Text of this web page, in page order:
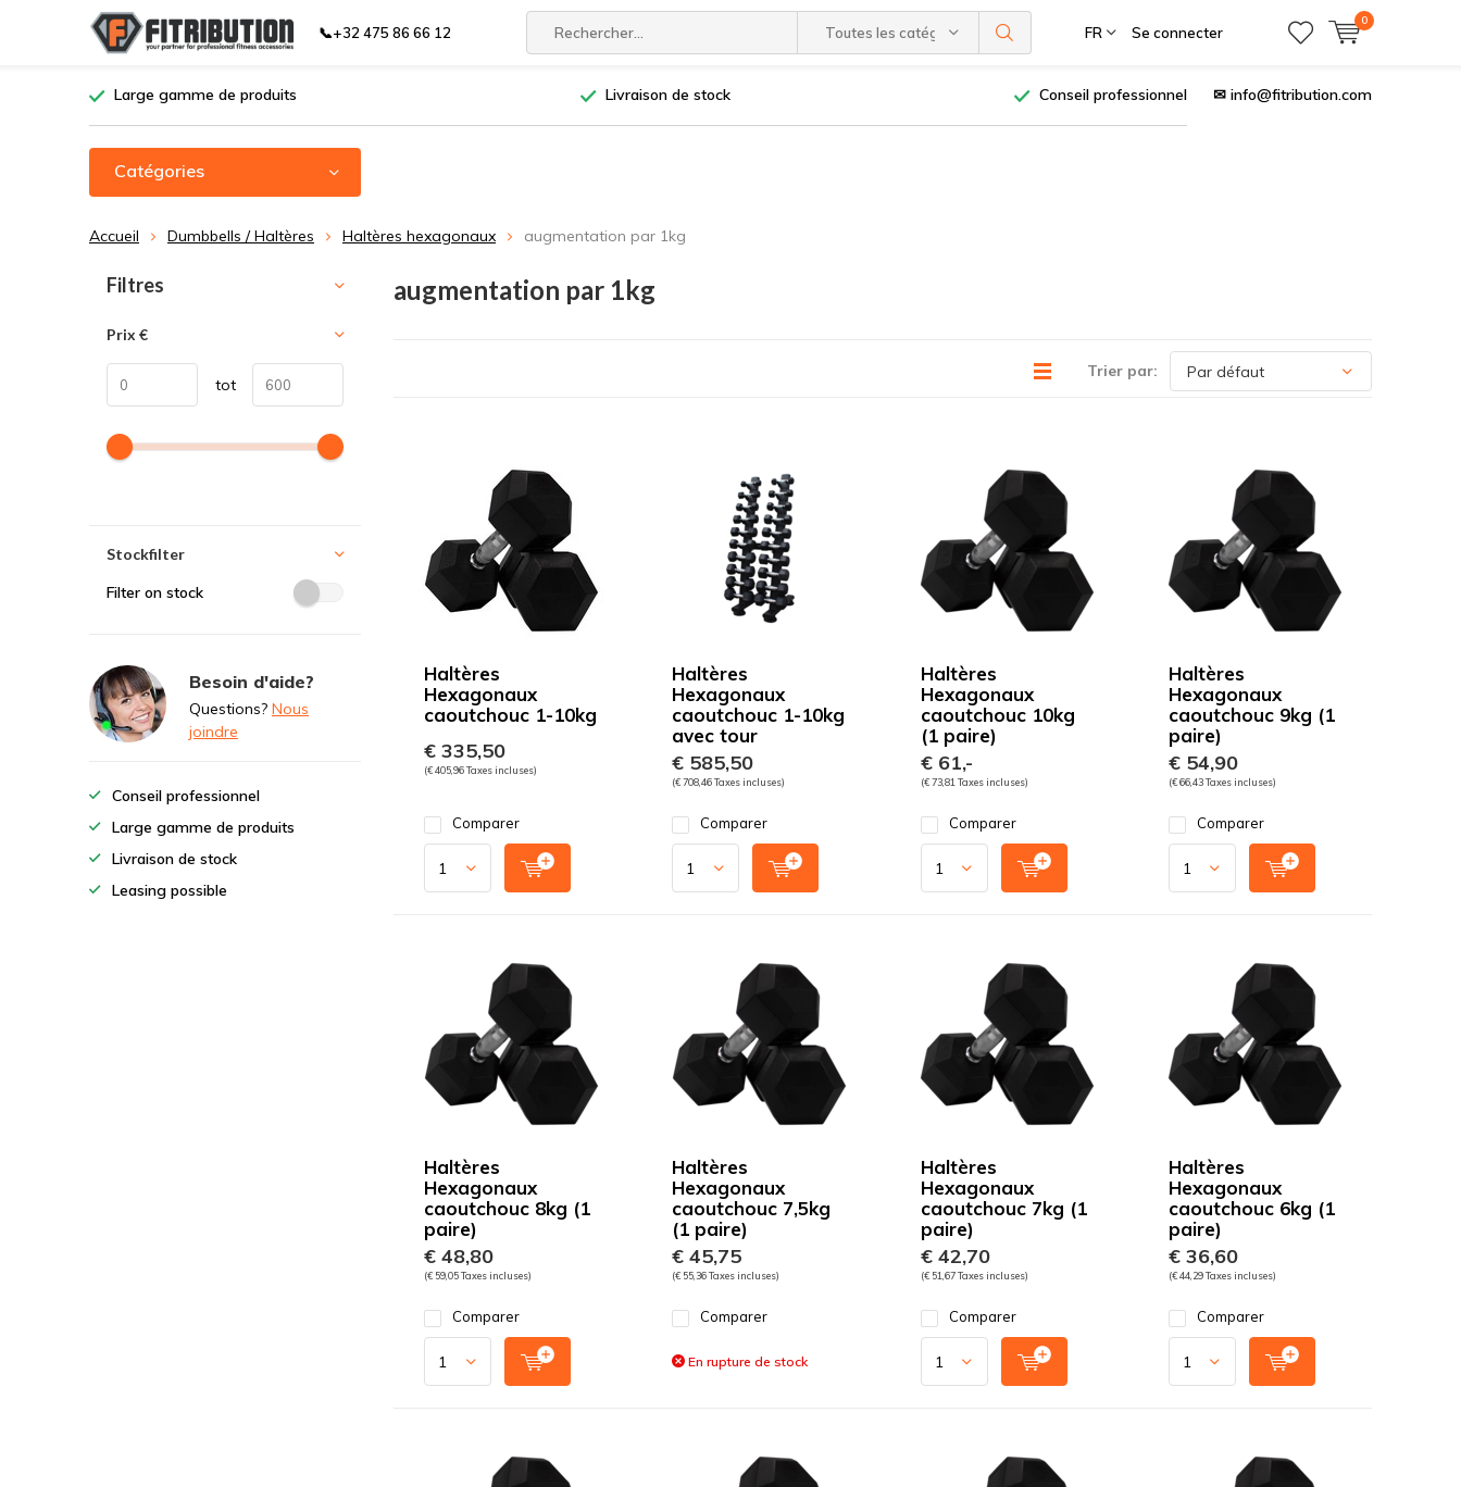
📞+32 475 86 66 12 Toutes les catégories FR Se connecter
0
Large gamme de produits Livraison de stock Conseil professionnel ✉ info@fitribution.com
Catégories
Accueil Dumbbells / Haltères Haltères hexagonaux augmentation par 1kg
augmentation par 1kg
Trier par:
Haltères
Hexagonaux
caoutchouc 1-10kg
€ 335,50
(€ 405,96 Taxes incluses)
Comparer
Haltères
Hexagonaux
caoutchouc 1-10kg
avec tour
€ 585,50
(€ 708,46 Taxes incluses)
Comparer
Haltères
Hexagonaux
caoutchouc 10kg
(1 paire)
€ 61,-
(€ 73,81 Taxes incluses)
Comparer
Haltères
Hexagonaux
caoutchouc 9kg (1
paire)
€ 54,90
(€ 66,43 Taxes incluses)
Comparer
Haltères
Hexagonaux
caoutchouc 8kg (1
paire)
€ 48,80
(€ 59,05 Taxes incluses)
Comparer
Haltères
Hexagonaux
caoutchouc 7,5kg
(1 paire)
€ 45,75
(€ 55,36 Taxes incluses)
Comparer
En rupture de stock
Haltères
Hexagonaux
caoutchouc 7kg (1
paire)
€ 42,70
(€ 51,67 Taxes incluses)
Comparer
Haltères
Hexagonaux
caoutchouc 6kg (1
paire)
€ 36,60
(€ 44,29 Taxes incluses)
Comparer
Trier par:
Filtres
Prix €
tot
Stockfilter
Filter on stock
Besoin d'aide?
Questions? Nous
joindre
Conseil professionnel
Large gamme de produits
Livraison de stock
Leasing possible